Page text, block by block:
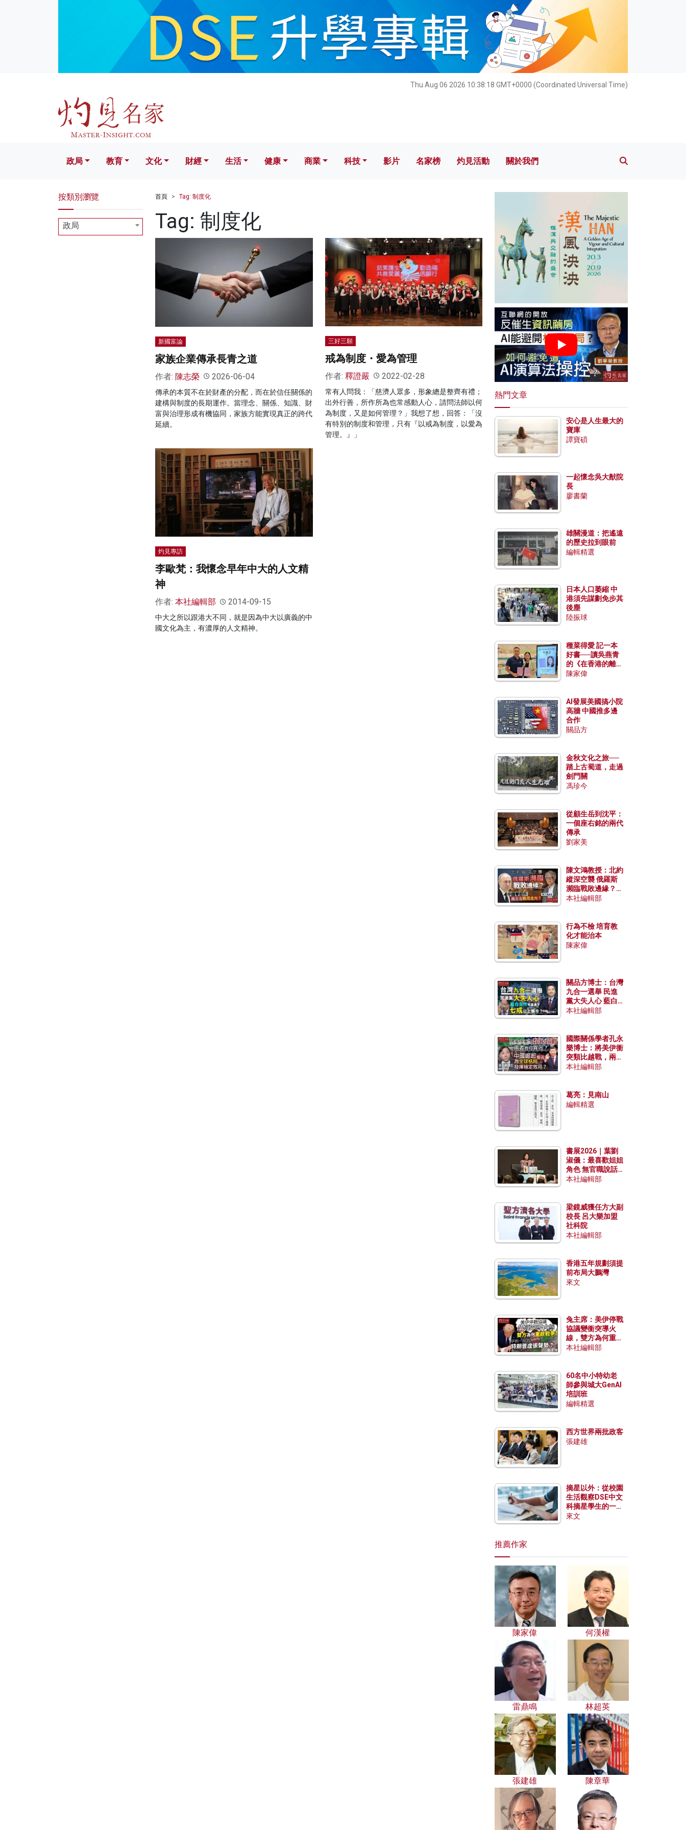
Thu Aug 06 2026 10:38:19 GMT+0000 (Coordinated Universal Time)
文化 財經 生活 健康 科技 影片 名家榜 灼見活動 關於我們
政局 教育 文化 財經 生活 健康 商業 科技 影片 名家榜 灼見活動 關於我們
首頁 Tag: 制度化
Tag: 制度化
新國富論
家族企業傳承長青之道
作者: 陳志榮 2026-06-04
傳承的本質不在於財產的分配，而在於信任關係的
建構與制度的長期運作。當理念、關係、知識、財
富與治理形成有機協同，家族方能實現真正的跨代
延續。
三好三願
戒為制度・愛為管理
作者: 釋證嚴 2022-02-28
常有人問我：「慈濟人眾多，形象總是整齊有禮；
出外行善，所作所為也常感動人心，請問法師以何
為制度，又是如何管理？」我想了想，回答：「沒
有特別的制度和管理，只有『以戒為制度，以愛為
管理。』」
灼見專訪
李歐梵：我懷念早年中大的人文精
神
作者: 本社編輯部 2014-09-15
中大之所以跟港大不同，就是因為中大以廣義的中
國文化為主，有濃厚的人文精神。
按類別瀏覽
政局
熱門文章
安心是人生最大的
寶庫
譚寶碩
一起懷念吳大猷院
長
廖書蘭
雄關漫道：把遙遠
的歷史拉到眼前
編輯精選
日本人口萎縮 中
港須先謀劃免步其
後塵
陸振球
種菜得愛 記一本
好書──讀吳燕青
的《在香港的離島
種菜》
陳家偉
AI發展美國搞小院
高牆 中國推多邊
合作
關品方
金秋文化之旅──
踏上古蜀道，走過
劍門關
馮珍今
從顧生岳到沈平：
一個座右銘的兩代
傳承
劉家美
陳文鴻教授：北約
縱深空襲 俄羅斯
瀕臨戰敗邊緣？中
國零部件能左右戰
本社編輯部
行為不檢 培育教
化才能治本
陳家偉
關品方博士：台灣
九合一選舉 民進
黨大失人心 藍白
合作有望拿下七成
本社編輯部
國際關係學者孔永
樂博士：將美伊衝
突類比越戰，兩者
有何異同？中國崛
本社編輯部
葛亮：見南山
編輯精選
書展2026｜葉劉
淑儀：最喜歡姐姐
角色 無官職說話
包袱少
本社編輯部
梁鏡威獲任方大副
校長 呂大樂加盟
社科院
本社編輯部
香港五年規劃須提
前布局大鵬灣
來文
兔主席：美伊停戰
協議變衝突導火
線，雙方為何重啟
戰爭？伊朗一早洞
本社編輯部
60名中小特幼老
師參與城大GenAI
培訓班
編輯精選
西方世界兩批政客
張建雄
摘星以外：從校園
生活觀察DSE中文
科摘星學生的一點
特質
來文
推薦作家
陳家偉 何漢權
雷鼎鳴 林超英
張建雄 陳章華